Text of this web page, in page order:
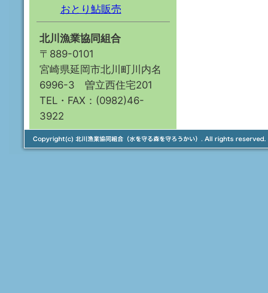
おとり鮎販売
北川漁業協同組合
〒889-0101
宮崎県延岡市北川町川内名
6996-3 曽立西住宅201
TEL・FAX：(0982)46-
3922